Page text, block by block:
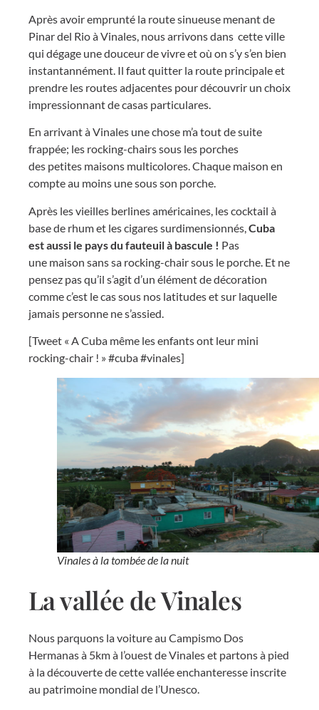
Après avoir emprunté la route sinueuse menant de
Pinar del Rio à Vinales, nous arrivons dans cette ville
qui dégage une douceur de vivre et où on s’y s’en bien
instantannément. Il faut quitter la route principale et
prendre les routes adjacentes pour découvrir un choix
impressionnant de casas particulares.
En arrivant à Vinales une chose m’a tout de suite
frappée; les rocking-chairs sous les porches
des petites maisons multicolores. Chaque maison en
compte au moins une sous son porche.
Après les vieilles berlines américaines, les cocktail à
base de rhum et les cigares surdimensionnés, Cuba
est aussi le pays du fauteuil à bascule ! Pas
une maison sans sa rocking-chair sous le porche. Et ne
pensez pas qu’il s’agit d’un élément de décoration
comme c’est le cas sous nos latitudes et sur laquelle
jamais personne ne s’assied.
[Tweet « A Cuba même les enfants ont leur mini
rocking-chair ! » #cuba #vinales]
Vinales à la tombée de la nuit
La vallée de Vinales
Nous parquons la voiture au Campismo Dos
Hermanas à 5km à l’ouest de Vinales et partons à pied
à la découverte de cette vallée enchanteresse inscrite
au patrimoine mondial de l’Unesco.